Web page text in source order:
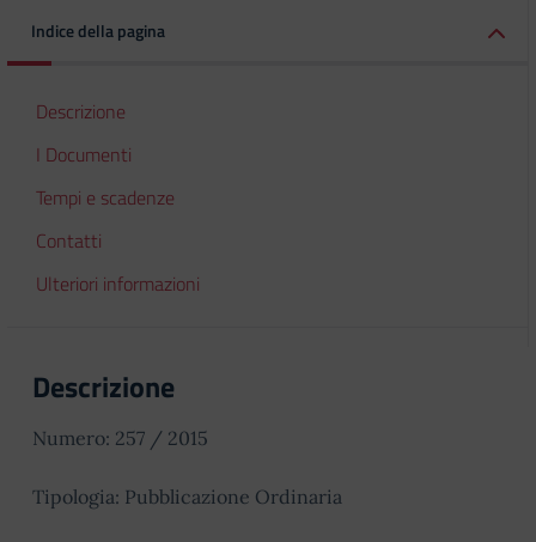
Indice della pagina
Descrizione
I Documenti
Tempi e scadenze
Contatti
Ulteriori informazioni
Descrizione
Numero: 257 / 2015
Tipologia: Pubblicazione Ordinaria